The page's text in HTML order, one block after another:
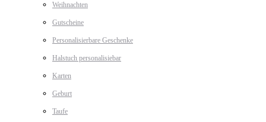
Weihnachten
Gutscheine
Personalisierbare Geschenke
Halstuch personalisiebar
Karten
Geburt
Taufe